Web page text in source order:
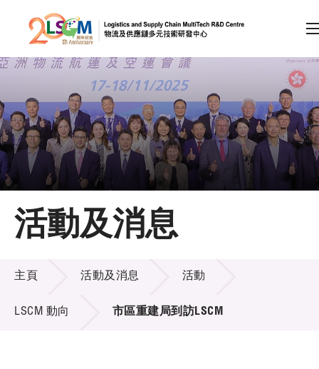
跳到內容（按回車鍵）
會員登入
A A EN 繁 简
主頁
關於LSCM
技術商品化
項目及資助計劃
活動及消息
活動及消息
活動及消息
主頁 活動及消息 活動
LSCM 動向 市區重建局到訪LSCM